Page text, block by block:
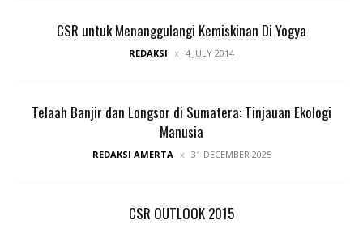
CSR untuk Menanggulangi Kemiskinan Di Yogya
REDAKSI 4 JULY 2014
Telaah Banjir dan Longsor di Sumatera: Tinjauan Ekologi
Manusia
REDAKSI AMERTA 31 DECEMBER 2025
CSR OUTLOOK 2015